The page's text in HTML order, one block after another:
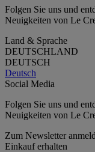
Folgen Sie uns und
Neuigkeiten von Le
Land & Sprache
DEUTSCHLAND
DEUTSCH
Deutsch
Social Media
Folgen Sie uns und
Neuigkeiten von Le
Zum Newsletter
Einkauf erhalten